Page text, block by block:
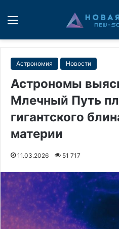
Астрономия Новости
Астрономы
Млечный Путь
гигантского
материи
11.03.2026 51 717